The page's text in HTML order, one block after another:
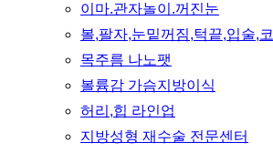
이마.관자놀이.꺼진눈
볼,팔자,눈밑꺼짐,턱끝,입술,코
목주름 나노팻
볼륨감 가슴지방이식
허리,힙 라인업
지방성형 재수술 전문센터